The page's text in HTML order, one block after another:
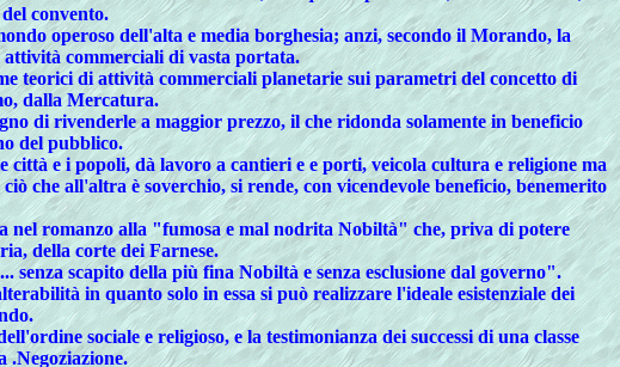
convento.
operoso dell'alta e media borghesia; anzi, secondo il Morando, la
attività commerciali di vasta portata.
teorici di attività commerciali planetarie sui parametri del concetto di
dalla Mercatura.
di rivenderle a maggior prezzo, il che ridonda solamente in beneficio
del pubblico.
e i popoli, dà lavoro a cantieri e e porti, veicola cultura e religione ma
che all'altra è soverchio, si rende, con vicendevole beneficio, benemerito
romanzo alla "fumosa e mal nodrita Nobiltà" che, priva di potere
della corte dei Farnese.
senza scapito della più fina Nobiltà e senza esclusione dal governo".
in quanto solo in essa si può realizzare l'ideale esistenziale dei
sociale e religioso, e la testimonianza dei successi di una classe
.Negoziazione.